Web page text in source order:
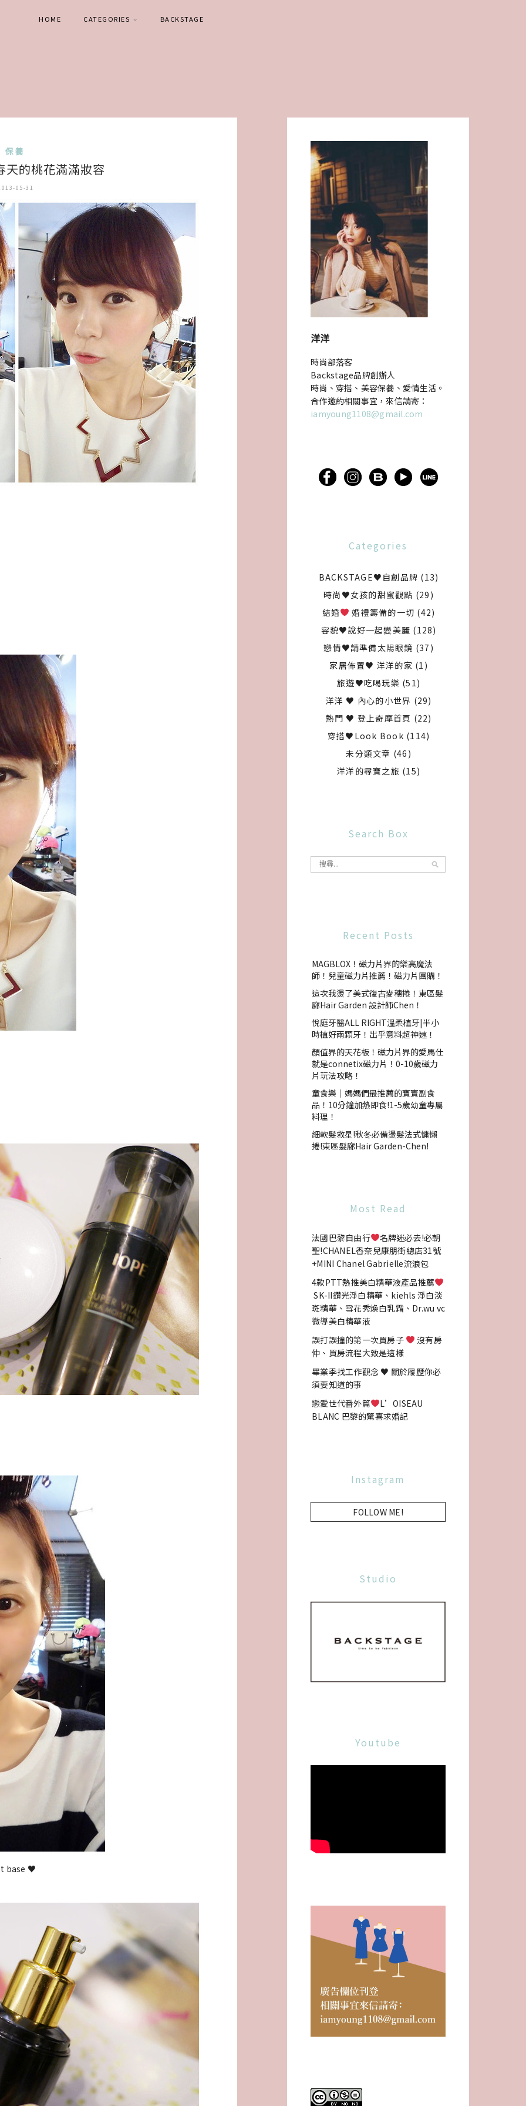
HOME CATEGORIES BACKSTAGE
保養
的桃花滿滿妝容
05-31
base ♥
洋洋
時尚部落客
Backstage品牌創辦人
時尚、穿搭、美容保養、愛情生活。
合作邀約相關事宜，來信請寄：
iamyoung1108@gmail.com
Categories
BACKSTAGE♥自創品牌 (13)
時尚♥女孩的甜蜜觀點 (29)
結婚
婚禮籌備的一切 (42)
容貌♥說好一起變美麗 (128)
戀情♥請準備太陽眼鏡 (37)
家居佈置♥ 洋洋的家 (1)
旅遊♥吃喝玩樂 (51)
洋洋 ♥ 內心的小世界 (29)
熱門 ♥ 登上奇摩首頁 (22)
穿搭♥Look Book (114)
未分類文章 (46)
洋洋的尋寶之旅 (15)
Search Box
Recent Posts
MAGBLOX！磁力片界的樂高魔法
師！兒童磁力片推薦！磁力片團購！
這次我燙了美式復古麥穗捲！東區髮
廊Hair Garden 設計師Chen！
悅庭牙醫ALL RIGHT溫柔植牙|半小
時植好兩顆牙！出乎意料超神速！
顏值界的天花板！磁力片界的愛馬仕
就是connetix磁力片！0-10歲磁力
片玩法攻略！
童食樂｜媽媽們最推薦的寶寶副食
品！10分鐘加熱即食!1-5歲幼童專屬
料理！
細軟髮救星!秋冬必備燙髮法式慵懶
捲!東區髮廊Hair Garden-Chen!
Most Read
法國巴黎自由行
名牌迷必去!必朝
聖!CHANEL香奈兒康朋街總店31號
+MINI Chanel Gabrielle流浪包
4款PTT熱推美白精華液產品推薦
SK-II鑽光淨白精華、kiehls 淨白淡
斑精華、雪花秀煥白乳霜、Dr.wu vc
微導美白精華液
誤打誤撞的第一次買房子
沒有房
仲、買房流程大致是這樣
畢業季找工作觀念 ♥ 關於履歷你必
須要知道的事
戀愛世代番外篇
L’OISEAU
BLANC 巴黎的驚喜求婚記
Instagram
FOLLOW ME!
Studio
Youtube